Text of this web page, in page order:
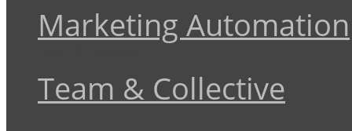
Marketing Automation
Team & Collective